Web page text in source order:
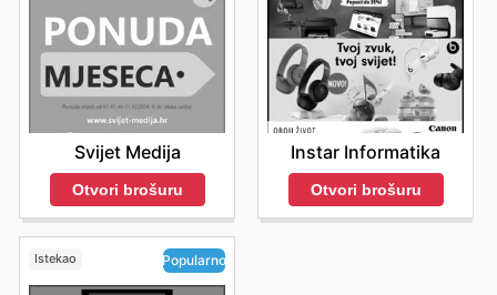
Svijet Medija
Otvori brošuru
Instar Informatika
Otvori brošuru
Istekao Popularno